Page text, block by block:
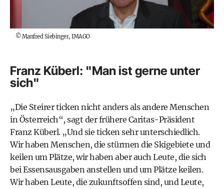
©Manfred Siebinger, IMAGO
Franz Küberl: "Man ist gerne unter
sich"
„Die Steirer ticken nicht anders als andere Menschen
in Österreich“, sagt der frühere Caritas-Präsident
Franz Küberl. „Und sie ticken sehr unterschiedlich.
Wir haben Menschen, die stürmen die Skigebiete und
keilen um Plätze, wir haben aber auch Leute, die sich
bei Essensausgaben anstellen und um Plätze keilen.
Wir haben Leute, die zukunftsoffen sind, und Leute,